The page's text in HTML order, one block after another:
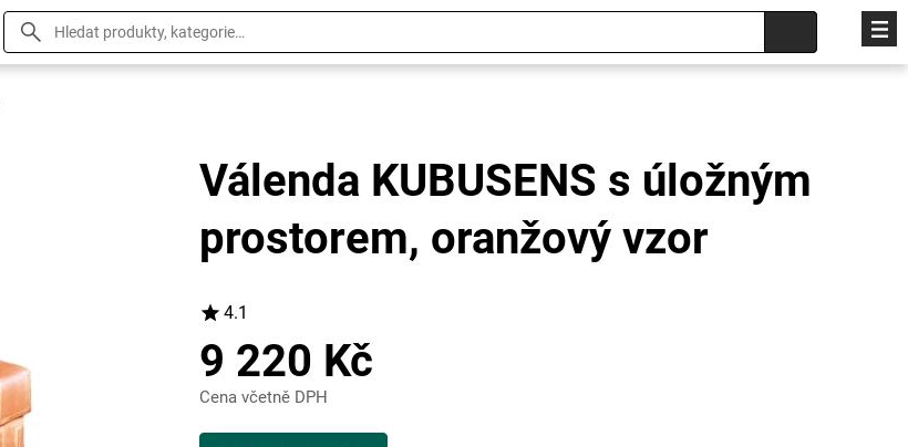
Válenda KUBUSENS s úložným
prostorem, oranžový vzor
4.1
9 220 Kč
Cena včetně DPH